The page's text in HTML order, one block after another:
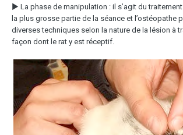
▶ La phase de manipulation : il s’agit du
la plus grosse partie de la séance et l’ostéopathe
diverses techniques selon la nature de la lésion à
façon dont le rat y est réceptif.